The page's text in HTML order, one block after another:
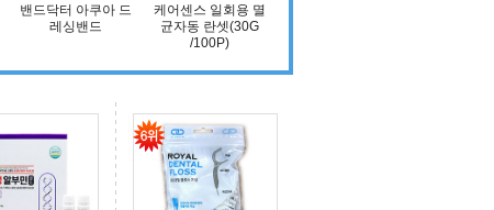
밴드닥터 아쿠아 드
레싱밴드
케어센스 일회용 멸
균자동 란셋(30G
/100P)